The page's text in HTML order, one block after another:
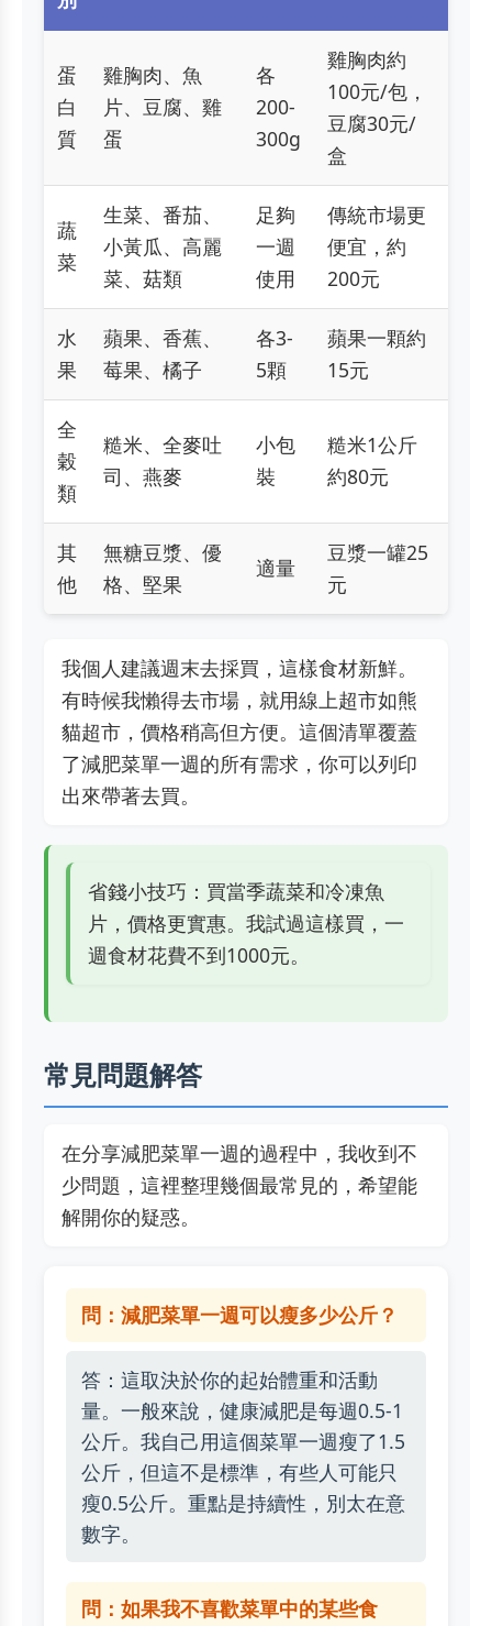
蛋
白
質
雞胸肉、魚
片、豆腐、雞
蛋
各
200-
300g
雞胸肉約
100元/包，
豆腐30元/
盒
蔬
菜
生菜、番茄、
小黃瓜、高麗
菜、菇類
足夠
一週
使用
傳統市場更
便宜，約
200元
水
果
蘋果、香蕉、
莓果、橘子
各3-
5顆
蘋果一顆約
15元
全
穀
類
糙米、全麥吐
司、燕麥
小包
裝
糙米1公斤
約80元
其
他
無糖豆漿、優
格、堅果
適量
豆漿一罐25
元
我個人建議週末去採買，這樣食材新鮮。
有時候我懶得去市場，就用線上超市如熊
貓超市，價格稍高但方便。這個清單覆蓋
了減肥菜單一週的所有需求，你可以列印
出來帶著去買。
省錢小技巧：買當季蔬菜和冷凍魚
片，價格更實惠。我試過這樣買，一
週食材花費不到1000元。
常見問題解答
在分享減肥菜單一週的過程中，我收到不
少問題，這裡整理幾個最常見的，希望能
解開你的疑惑。
問：減肥菜單一週可以瘦多少公斤？
答：這取決於你的起始體重和活動
量。一般來說，健康減肥是每週0.5-1
公斤。我自己用這個菜單一週瘦了1.5
公斤，但這不是標準，有些人可能只
瘦0.5公斤。重點是持續性，別太在意
數字。
問：如果我不喜歡菜單中的某些食